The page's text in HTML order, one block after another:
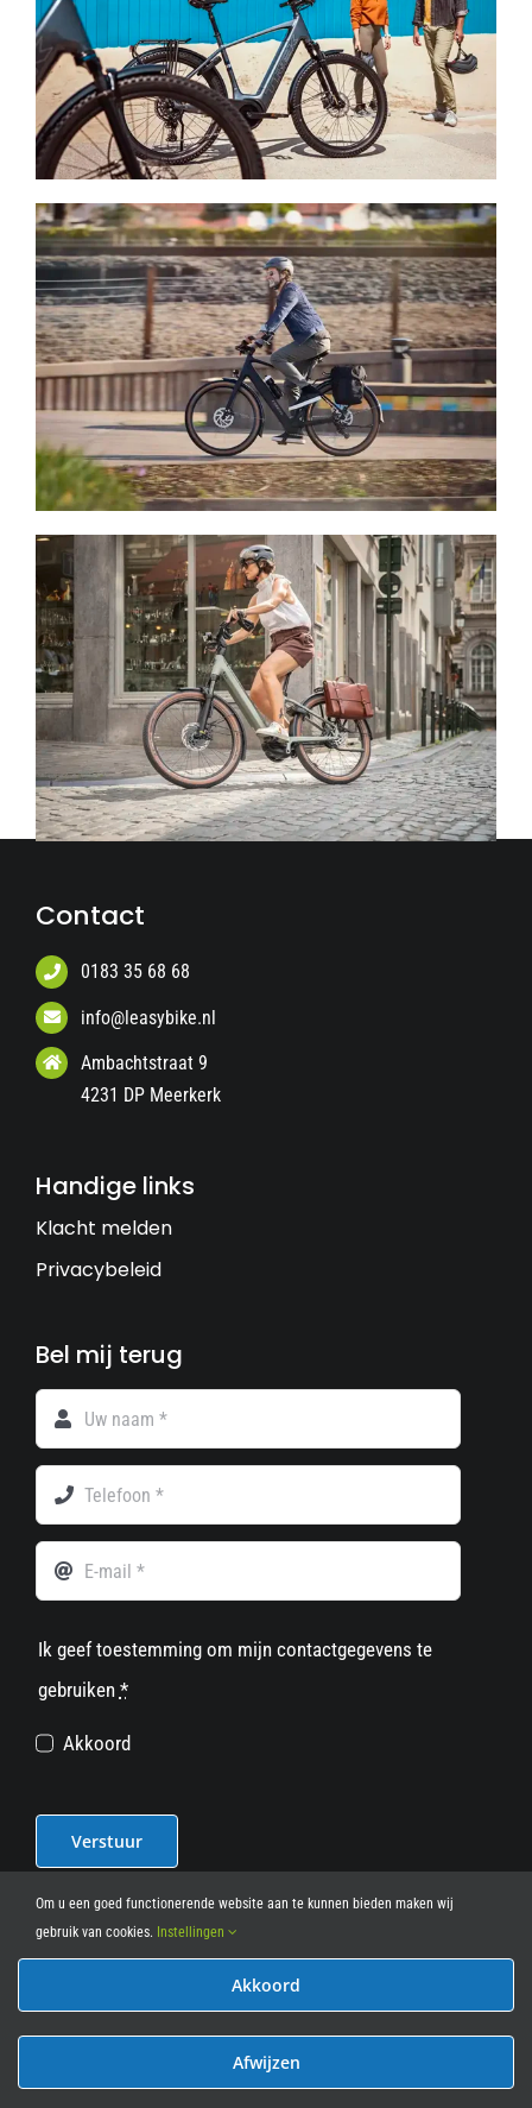
Contact
0183 35 68 68
info@leasybike.nl
Ambachtstraat 9
4231 DP Meerkerk
Handige links
Klacht melden
Privacybeleid
Bel mij terug
Ik geef toestemming om mijn contactgegevens te
gebruiken *
Akkoord
Verstuur
© 2012 - 2026• Leasy Bike • All Rights Reserved • powered
Om u een goed functionerende website aan te kunnen bieden maken wij
gebruik van cookies. Instellingen
Akkoord
Afwijzen